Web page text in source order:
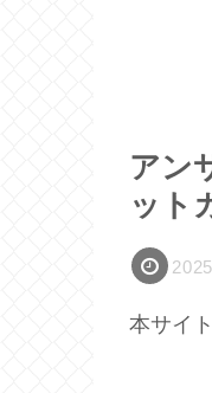
アン
ット
本サイ